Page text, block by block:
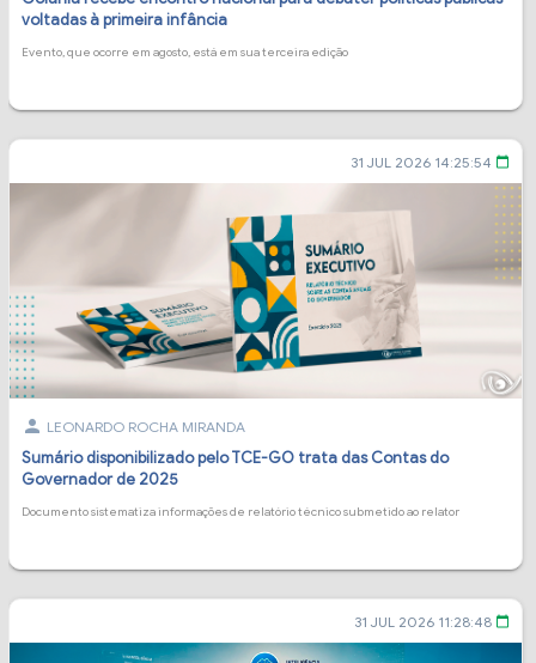
voltadas à primeira infância
Evento, que ocorre em agosto, está em sua terceira edição
31 JUL 2026 14:25:54 calendar_today
person LEONARDO ROCHA MIRANDA
Sumário disponibilizado pelo TCE-GO trata das Contas do
Governador de 2025
Documento sistematiza informações de relatório técnico submetido ao relator
31 JUL 2026 11:28:48 calendar_today